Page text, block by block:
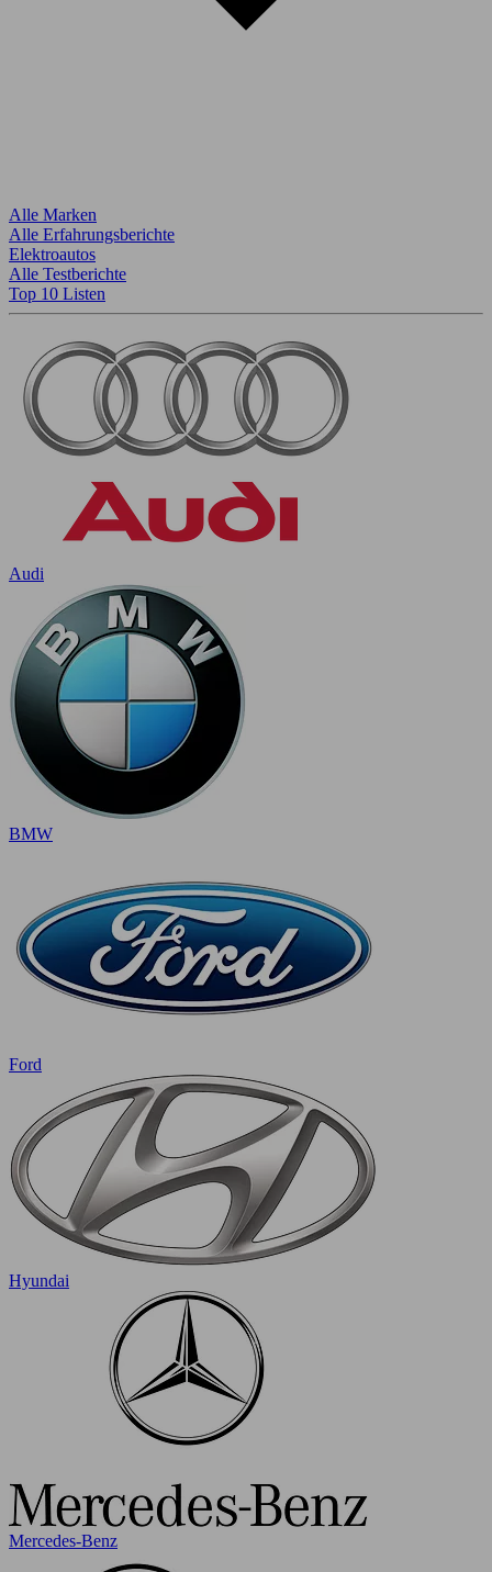
Alle Marken
Alle Erfahrungsberichte
Elektroautos
Alle Testberichte
Top 10 Listen
Audi
BMW
Ford
Hyundai
Mercedes-Benz